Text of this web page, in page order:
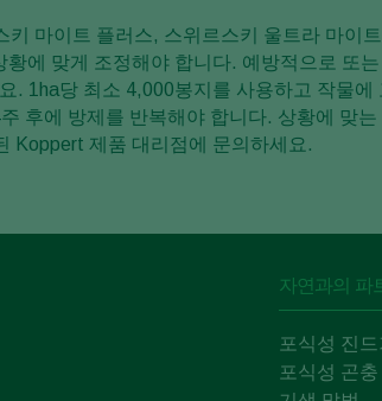
마이트 플러스, 스위르스키 울트라 마이트
황에 맞게 조정해야 합니다. 예방적으로 또
. 1ha당 최소 4,000봉지를 사용하고 작물에
후에 방제를 반복해야 합니다. 상황에 맞
Koppert 제품 대리점에 문의하세요.
자연과의 파
포식성 진드
포식성 곤충